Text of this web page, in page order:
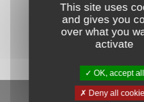
La commune de Papeete traite les données
répondre à votre demande d’information.
gestion de vos données personnelles et pour
POLITIQUE DE
En un clic
This site uses
and gives you
over what you
activate
OK, accept all
Deny all